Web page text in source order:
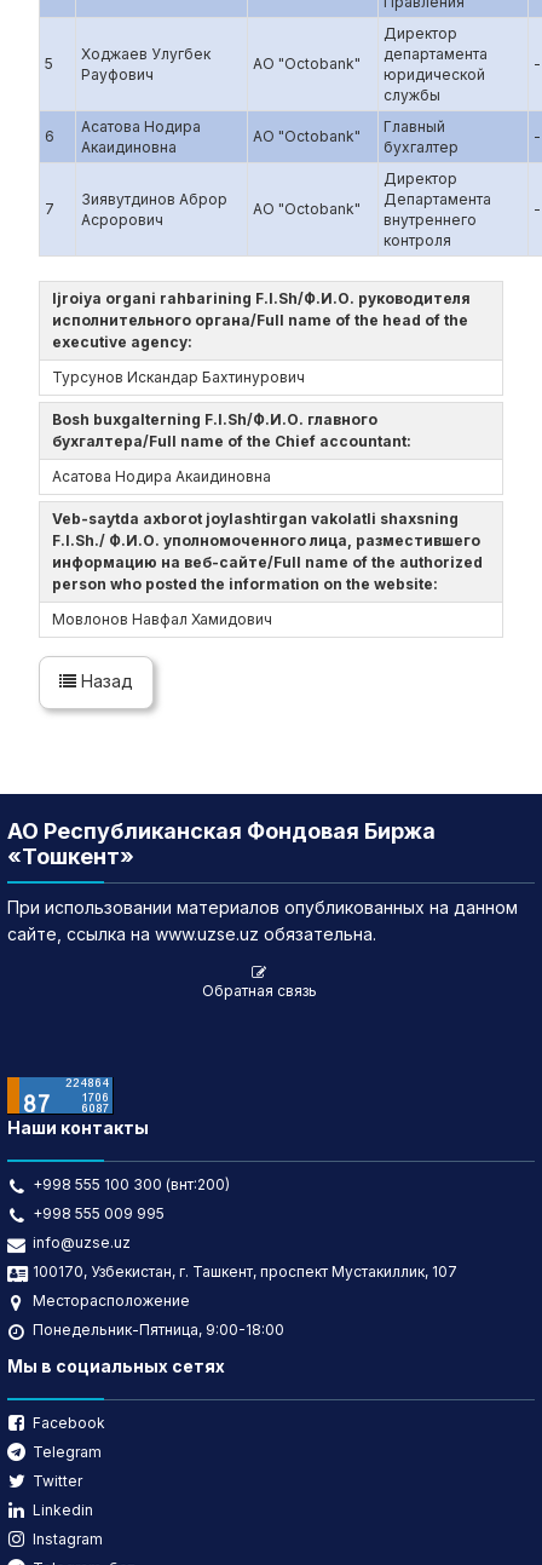
5
Ходжаев Улугбек
Рауфович
АО "Octobank"
Директор
департамента
юридической
службы
-
6
Асатова Нодира
Акаидиновна
АО "Octobank"
Главный
бухгалтер
-
7
Зиявутдинов Аброр
Асрорович
АО "Octobank"
Директор
Департамента
внутреннего
контроля
-
Ijroiya organi rahbarining F.I.Sh/Ф.И.О. руководителя
исполнительного органа/Full name of the head of the
executive agency:
Турсунов Искандар Бахтинурович
Bosh buxgalterning F.I.Sh/Ф.И.О. главного
бухгалтера/Full name of the Chief accountant:
Асатова Нодира Акаидиновна
Veb-saytda axborot joylashtirgan vakolatli shaxsning
F.I.Sh./ Ф.И.О. уполномоченного лица, разместившего
информацию на веб-сайте/Full name of the authorized
person who posted the information on the website:
Мовлонов Навфал Хамидович
Назад
АО Республиканская Фондовая Биржа
«Тошкент»
При использовании материалов опубликованных на данном
сайте, ссылка на www.uzse.uz обязательна.
Обратная связь
Наши контакты
+998 555 100 300 (внт:200)
+998 555 009 995
info@uzse.uz
100170, Узбекистан, г. Ташкент, проспект Мустакиллик, 107
Месторасположение
Понедельник-Пятница, 9:00-18:00
Мы в социальных сетях
Facebook
Telegram
Twitter
Linkedin
Instagram